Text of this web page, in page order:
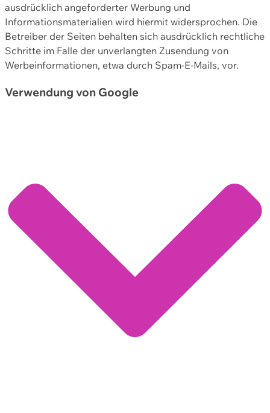
ausdrücklich angeforderter Werbung und
Informationsmaterialien wird hiermit widersprochen. Die
Betreiber der Seiten behalten sich ausdrücklich rechtliche
Schritte im Falle der unverlangten Zusendung von
Werbeinformationen, etwa durch Spam-E-Mails, vor.
Verwendung von Google